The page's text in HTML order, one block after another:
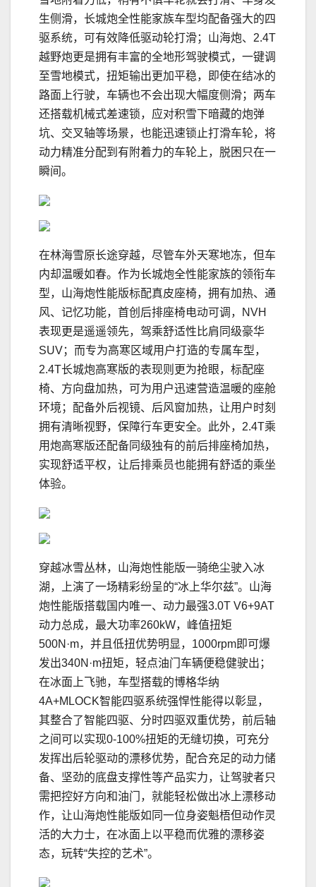
生侧滑，长城炮全性能家族车型均配备强大的四
驱系统，可有效降低驱动轮打滑；山海炮、2.4T
越野炮更是拥有丰富的全地形驾驶模式，一键调
至雪地模式，扭矩输出更加平稳，即使在结冰的
路面上行驶，车辆也不会出现大幅度侧滑；两车
还搭载机械式差速锁，应对积雪下暗藏的炮弹
坑、交叉轴等场景，也能迅速锁止打滑车轮，将
动力精准分配到有附着力的车轮上，脱困只在一
瞬间。
在林海雪原长途穿越，尽管车外天寒地冻，但车
内却温暖如春。作为长城炮全性能家族的领衔车
型，山海炮性能版标配真皮座椅，拥有加热、通
风、记忆功能，首创后排座椅电动可调，NVH
表现更是遥遥领先，驾乘舒适性比肩同级豪华
SUV；而专为高寒区域用户打造的专属车型，
2.4T长城炮高寒版的表现则更为抢眼，标配座
椅、方向盘加热，可为用户迅速营造温暖的座舱
环境；配备外后视镜、后风窗加热，让用户时刻
拥有清晰视野，保障行车更安全。此外，2.4T乘
用炮高寒版还配备同级独有的前后排座椅加热，
实现舒适平权，让后排乘员也能拥有舒适的乘坐
体验。
穿越冰雪丛林，山海炮性能版一骑绝尘驶入冰
湖，上演了一场精彩纷呈的“冰上华尔兹”。山海
炮性能版搭载国内唯一、动力最强3.0T V6+9AT
动力总成，最大功率260kW，峰值扭矩
500N·m，并且低扭优势明显，1000rpm即可爆
发出340N·m扭矩，轻点油门车辆便稳健驶出；
在冰面上飞驰，车型搭载的博格华纳
4A+MLOCK智能四驱系统强悍性能得以彰显，
其整合了智能四驱、分时四驱双重优势，前后轴
之间可以实现0-100%扭矩的无缝切换，可充分
发挥出后轮驱动的漂移优势，配合充足的动力储
备、坚劲的底盘支撑性等产品实力，让驾驶者只
需把控好方向和油门，就能轻松做出冰上漂移动
作，让山海炮性能版如同一位身姿魁梧但动作灵
活的大力士，在冰面上以平稳而优雅的漂移姿
态，玩转“失控的艺术”。